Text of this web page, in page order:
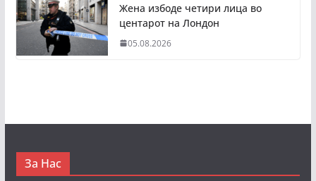
Жена избоде четири лица во
центарот на Лондон
05.08.2026
За Нас